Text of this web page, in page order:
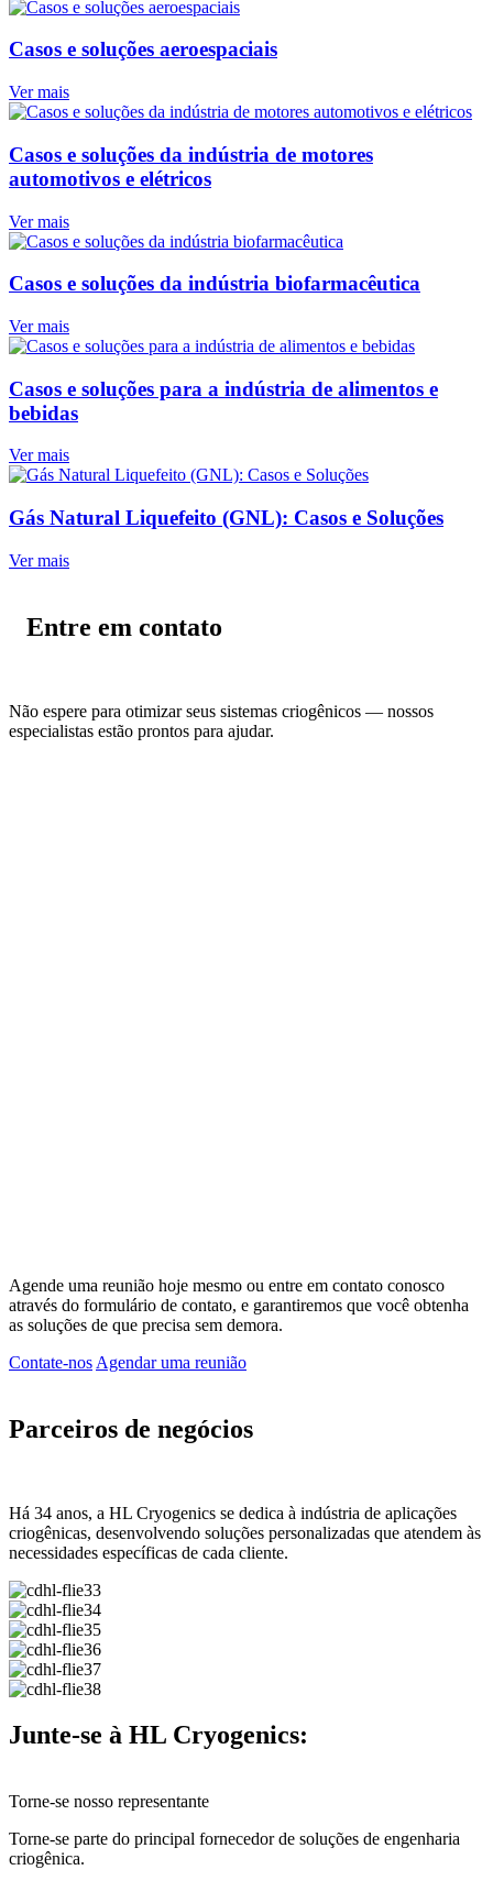
Casos e soluções aeroespaciais
Ver mais
Casos e soluções da indústria de motores
automotivos e elétricos
Ver mais
Casos e soluções da indústria biofarmacêutica
Ver mais
Casos e soluções para a indústria de alimentos e
bebidas
Ver mais
Gás Natural Liquefeito (GNL): Casos e Soluções
Ver mais
Entre em contato
Não espere para otimizar seus sistemas criogênicos — nossos
especialistas estão prontos para ajudar.
Agende uma reunião hoje mesmo ou entre em contato conosco
através do formulário de contato, e garantiremos que você obtenha
as soluções de que precisa sem demora.
Contate-nos Agendar uma reunião
Parceiros de negócios
Há 34 anos, a HL Cryogenics se dedica à indústria de aplicações
criogênicas, desenvolvendo soluções personalizadas que atendem às
necessidades específicas de cada cliente.
Junte-se à HL Cryogenics:
Torne-se nosso representante
Torne-se parte do principal fornecedor de soluções de engenharia
criogênica.